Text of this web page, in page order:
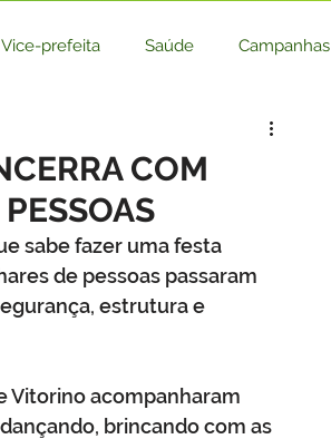
Vice-prefeita Saúde Campanhas
Cultura e Esporte
Meio Ambiente
Defesa cívil
COM
sabe fazer uma festa
de pessoas passaram
estrutura e
Vitorino acompanharam
brincando com as